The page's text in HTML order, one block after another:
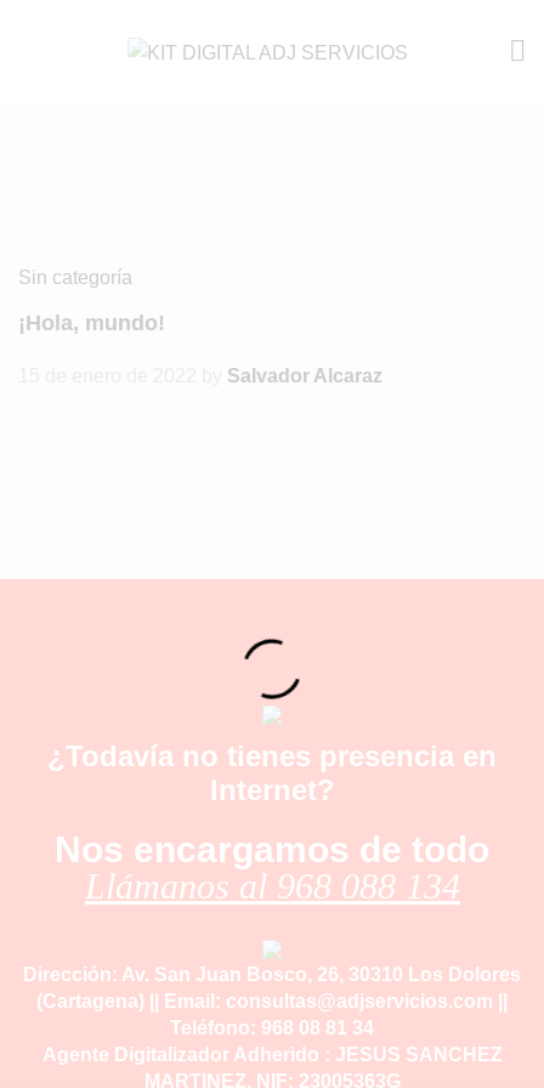
Sin categoría
¡Hola, mundo!
Salvador Alcaraz
¿Todavía no tienes presencia en
Internet?
Nos encargamos de todo
Llámanos al 968 088 134
Dirección: Av. San Juan Bosco, 26, 30310 Los Dolores
(Cartagena) || Email: consultas@adjservicios.com ||
Teléfono: 968 08 81 34
Agente Digitalizador Adherido : JESUS SANCHEZ
MARTINEZ, NIF: 23005363G